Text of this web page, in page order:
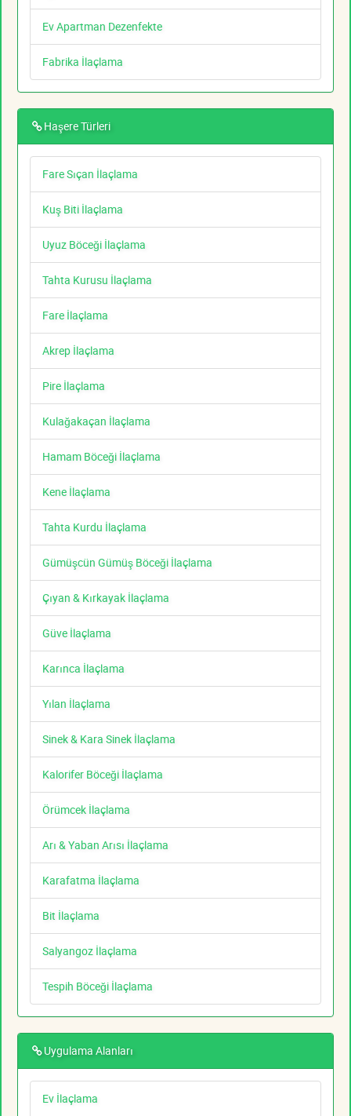
Ev Apartman Dezenfekte
Fabrika İlaçlama
Haşere Türleri
Fare Sıçan İlaçlama
Kuş Biti İlaçlama
Uyuz Böceği İlaçlama
Tahta Kurusu İlaçlama
Fare İlaçlama
Akrep İlaçlama
Pire İlaçlama
Kulağakaçan İlaçlama
Hamam Böceği İlaçlama
Kene İlaçlama
Tahta Kurdu İlaçlama
Gümüşcün Gümüş Böceği İlaçlama
Çıyan & Kırkayak İlaçlama
Güve İlaçlama
Karınca İlaçlama
Yılan İlaçlama
Sinek & Kara Sinek İlaçlama
Kalorifer Böceği İlaçlama
Örümcek İlaçlama
Arı & Yaban Arısı İlaçlama
Karafatma İlaçlama
Bit İlaçlama
Salyangoz İlaçlama
Tespih Böceği İlaçlama
Uygulama Alanları
Ev İlaçlama